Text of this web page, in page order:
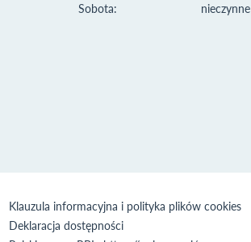
Sobota:
nieczynne
Klauzula informacyjna i polityka plików cookies
Deklaracja dostępności